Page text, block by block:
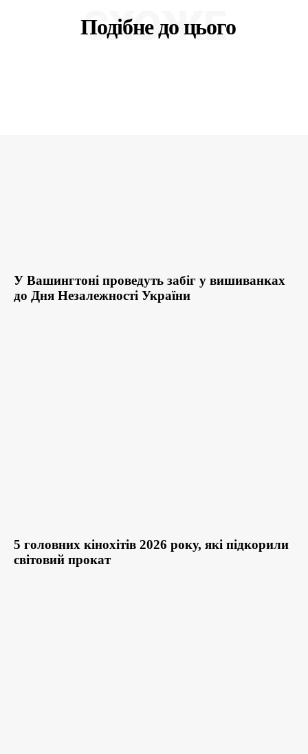
Подібне до цього
СХОЖЕ
У Вашингтоні проведуть забіг у вишиванках
до Дня Незалежності України
5 головних кінохітів 2026 року, які підкорили
світовий прокат